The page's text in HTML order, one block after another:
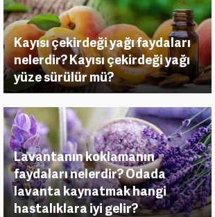
Kayısı çekirdeği yağı faydaları
nelerdir? Kayısı çekirdeği yağı
yüze sürülür mü?
Lavantanın koklamanın
faydaları nelerdir? Odada
lavanta kaynatmak hangi
hastalıklara iyi gelir?